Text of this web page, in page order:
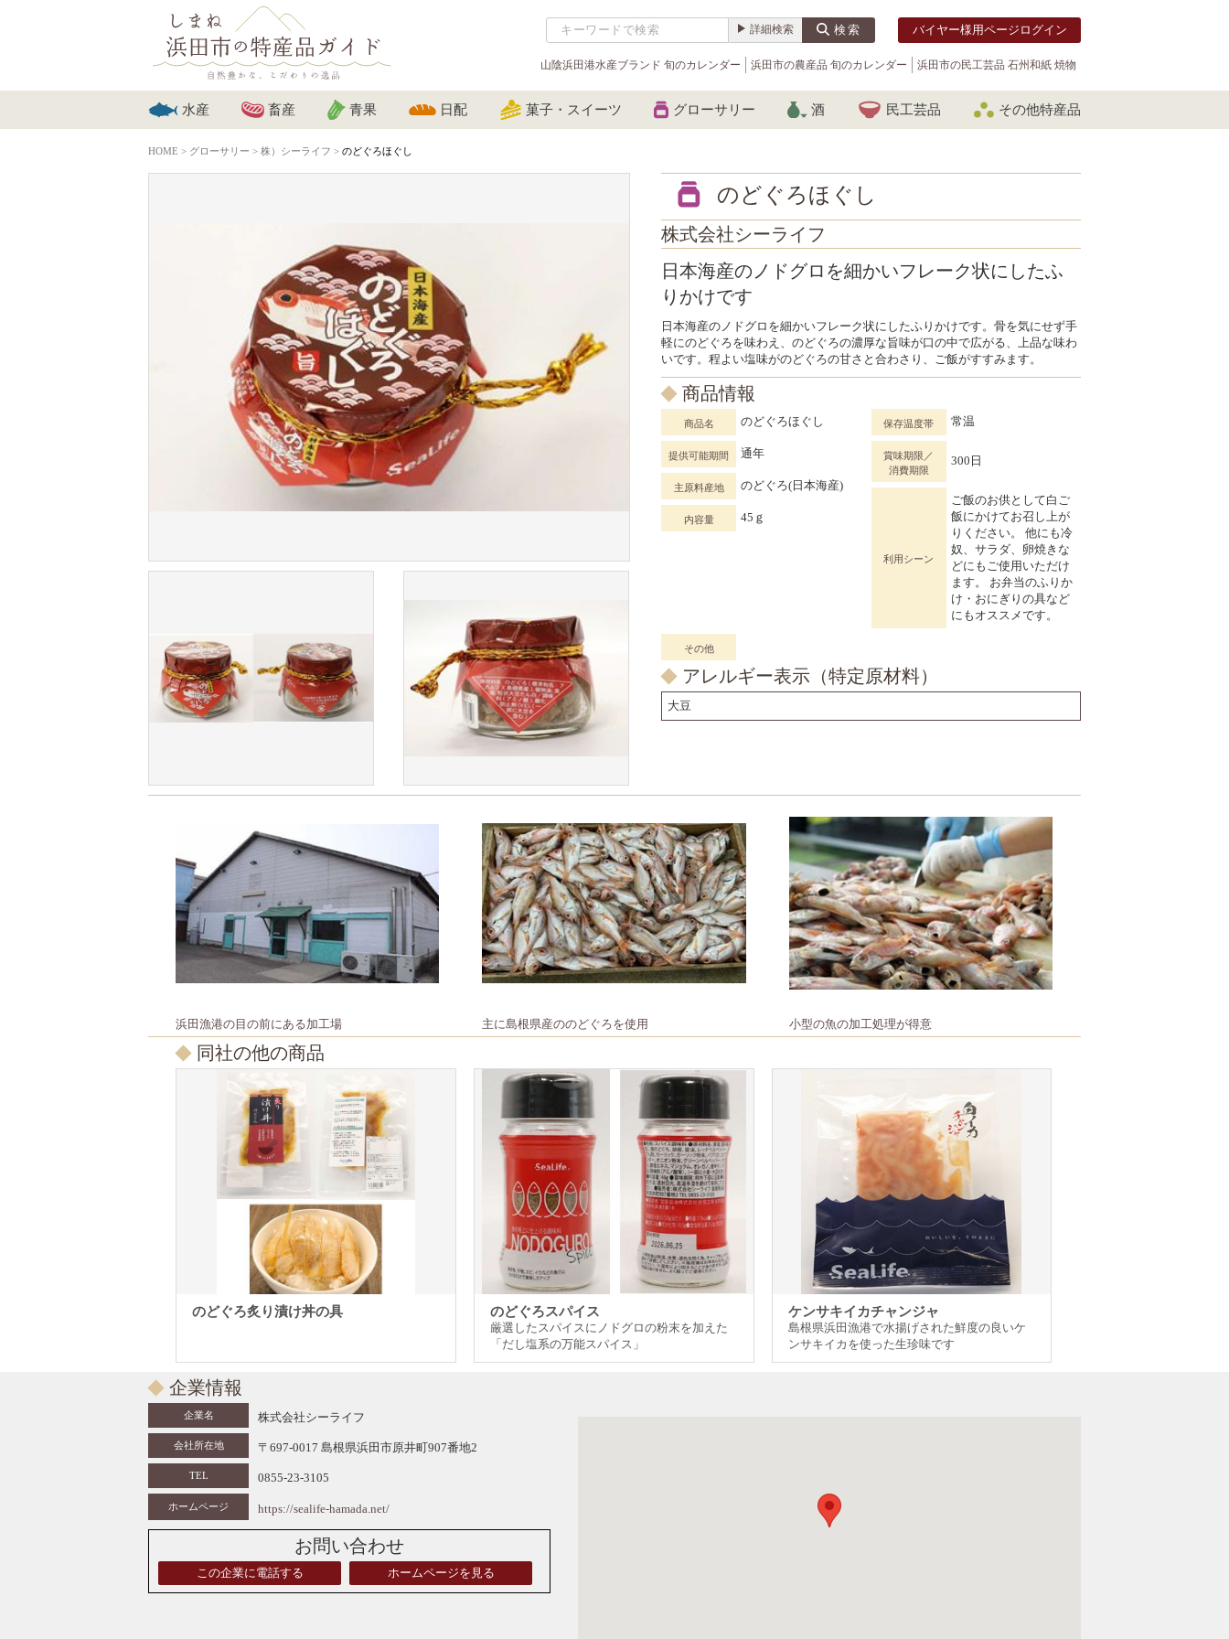
詳細検索 検索 バイヤー様用ページログイン
山陰浜田港水産ブランド 旬のカレンダー 浜田市の農産品 旬のカレンダー 浜田市の民工芸品 石州和紙 焼物
水産 畜産 青果 日配 菓子・スイーツ グローサリー 酒 民工芸品 その他特産品
HOME > グローサリー > 株）シーライフ > のどぐろほぐし
のどぐろほぐし
株式会社シーライフ
日本海産のノドグロを細かいフレーク状にしたふ
りかけです
日本海産のノドグロを細かいフレーク状にしたふりかけです。骨を気にせず手
軽にのどぐろを味わえ、のどぐろの濃厚な旨味が口の中で広がる、上品な味わ
いです。程よい塩味がのどぐろの甘さと合わさり、ご飯がすすみます。
商品情報
商品名 のどぐろほぐし
提供可能期間 通年
主原料産地 のどぐろ(日本海産)
内容量 45ｇ
保存温度帯 常温
賞味期限／
消費期限
300日
利用シーン
ご飯のお供として白ご
飯にかけてお召し上が
りください。 他にも冷
奴、サラダ、卵焼きな
どにもご使用いただけ
ます。 お弁当のふりか
け・おにぎりの具など
にもオススメです。
その他
アレルギー表示（特定原材料）
大豆
浜田漁港の目の前にある加工場 主に島根県産ののどぐろを使用 小型の魚の加工処理が得意
同社の他の商品
のどぐろ炙り漬け丼の具 のどぐろスパイス
厳選したスパイスにノドグロの粉末を加えた
「だし塩系の万能スパイス」
ケンサキイカチャンジャ
島根県浜田漁港で水揚げされた鮮度の良いケ
ンサキイカを使った生珍味です
企業情報
企業名 株式会社シーライフ
会社所在地 〒697-0017 島根県浜田市原井町907番地2
TEL 0855-23-3105
ホームページ https://sealife-hamada.net/
お問い合わせ
この企業に電話する ホームページを見る